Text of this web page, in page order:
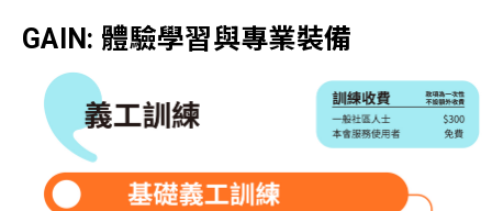
GAIN: 體驗學習與專業裝備